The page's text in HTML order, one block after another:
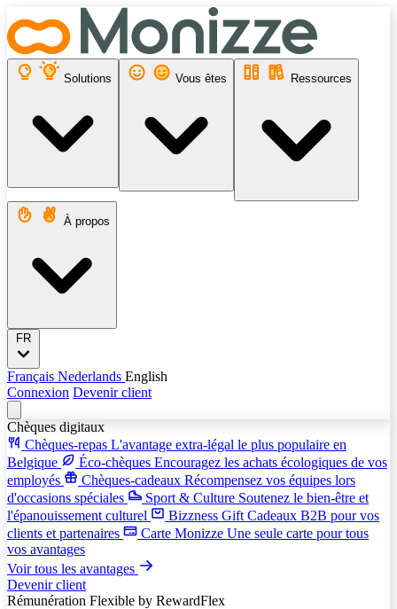
Solutions Vous êtes Ressources
À propos
Français Nederlands English
Connexion Devenir client
Chèques digitaux
Chèques-repas L'avantage extra-légal le plus populaire en
Belgique
Éco-chèques Encouragez les achats écologiques de vos
employés
Chèques-cadeaux Récompensez vos équipes lors
d'occasions spéciales
Sport & Culture Soutenez le bien-être et
l'épanouissement culturel
Bizzness Gift Cadeaux B2B pour vos
clients et partenaires
Carte Monizze Une seule carte pour tous
vos avantages
Voir tous les avantages
Devenir client
Rémunération Flexible by RewardFlex